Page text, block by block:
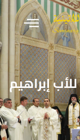
إبراهيم